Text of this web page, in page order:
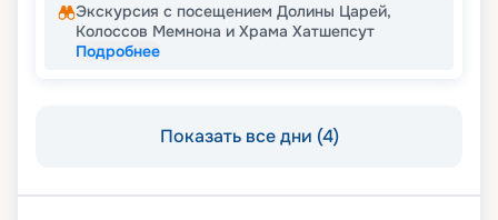
Экскурсия с посещением Долины Царей,
Колоссов Мемнона и Храма Хатшепсут
Подробнее
Показать все дни (4)